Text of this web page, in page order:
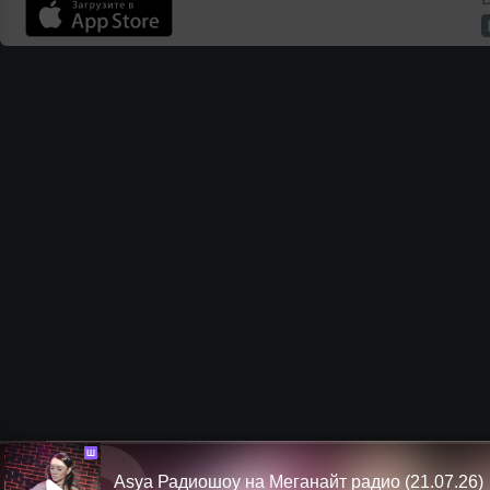
Ш
Asya Радиошоу на Меганайт радио (21.07.26)